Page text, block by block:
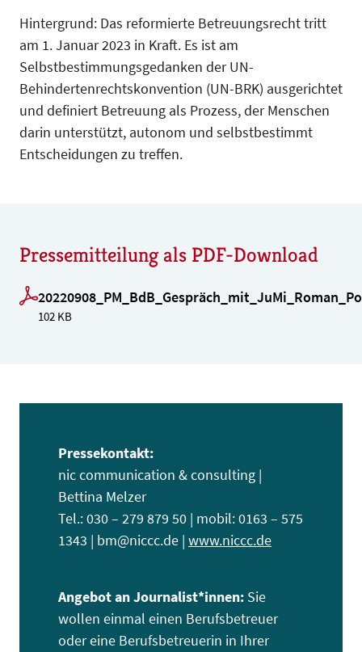
Hintergrund: Das reformierte Betreuungsrecht tritt
am 1. Januar 2023 in Kraft. Es ist am
Selbstbestimmungsgedanken der UN-
Behindertenrechtskonvention (UN-BRK) ausgerichtet
und definiert Betreuung als Prozess, der Menschen
darin unterstützt, autonom und selbstbestimmt
Entscheidungen zu treffen.
Pressemitteilung als PDF-Download
102 KB
Pressekontakt:
nic communication & consulting |
Bettina Melzer
Tel.: 030 – 279 879 50 | mobil: 0163 – 575
1343 | bm@niccc.de | www.niccc.de
Angebot an Journalist*innen: Sie
wollen einmal einen Berufsbetreuer
oder eine Berufsbetreuerin in Ihrer